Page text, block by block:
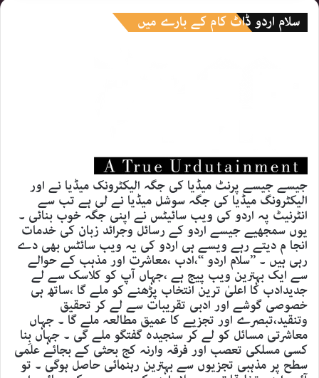
سلام اردو ڈاٹ کام کے بارے میں
جیسے جیسے پرنٹ میڈیا کی جگہ الیکٹرونک میڈیا نے اور
الیکٹرونگ میڈیا کی جگہ سوشل میڈیا نے لی ہے تب سے
انٹرنیٹ پہ اردو کی ویب سائیٹس نے اپنی جگہ خوب بنائی ۔
یوں سمجھیے جیسے اردو کے رسائل وجرائد زبان کی خدمات
انجا م دیتے رہے ویسے ہی اردو کی یہ ویب سائٹس بھی دے
رہی ہیں ۔ ’’سلام اردو ‘‘،ادب ،معاشرت اور مذہب کے حوالے
سے ایک بہترین ویب پیج ہے ،جہاں آپ کو کلاسک سے لے
جدیدادب کا اعلیٰ ترین انتخاب پڑھنے کو ملے گا ،ساتھ ہی
خصوصی گوشے اور ادبی تقریبات سے لے کر تحقیق
وتنقید،تبصرے اور تجزیے کا عمیق مطالعہ ملے گا ۔ جہاں
معاشرتی مسائل کو لے کر سنجیدہ گفتگو ملے گی ۔ جہاں بِنا
کسی مسلکی تعصب اور فرقہ وارنہ کج بحثی کے بجائے علمی
سطح پر مذہبی تجزیوں سے بہترین رہنمائی حاصل ہوگی ۔ تو